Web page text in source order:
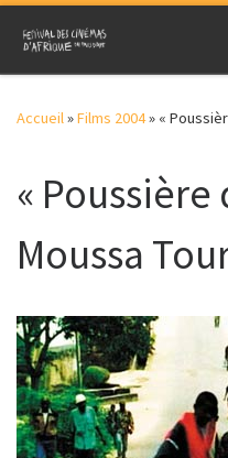
Skip to content
Accueil»Films 2004» «
« Poussière
Moussa